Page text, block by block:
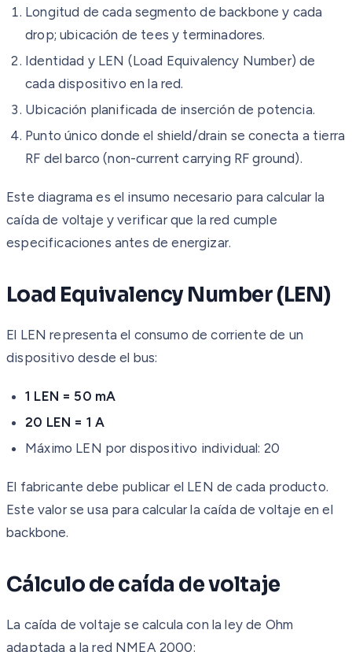
Longitud de cada segmento de backbone y cada
drop; ubicación de tees y terminadores.
Identidad y LEN (Load Equivalency Number) de
cada dispositivo en la red.
Ubicación planificada de inserción de potencia.
Punto único donde el shield/drain se conecta a tierra
RF del barco (non-current carrying RF ground).
Este diagrama es el insumo necesario para calcular la
caída de voltaje y verificar que la red cumple
especificaciones antes de energizar.
Load Equivalency Number (LEN)
El LEN representa el consumo de corriente de un
dispositivo desde el bus:
1 LEN = 50 mA
20 LEN = 1 A
Máximo LEN por dispositivo individual: 20
El fabricante debe publicar el LEN de cada producto.
Este valor se usa para calcular la caída de voltaje en el
backbone.
Cálculo de caída de voltaje
La caída de voltaje se calcula con la ley de Ohm
adaptada a la red NMEA 2000: